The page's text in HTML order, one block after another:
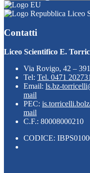
Liceo
Contatti
Liceo Scientifico E.
Via Rovigo, 42 –
Tel: Tel. 0471 202731
Email: ls.bz-
mail
PEC:
mail
C.F.: 80008000210
CODICE: